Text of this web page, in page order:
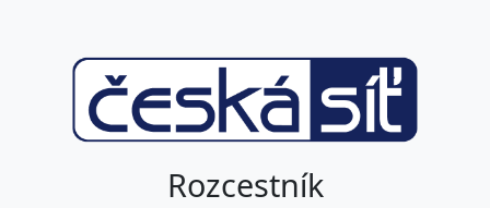
Rozcestník